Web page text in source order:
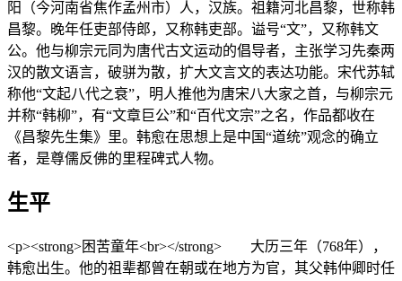
阳（今河南省焦作孟州市）人，汉族。祖籍河北昌黎，世称韩
昌黎。晚年任吏部侍郎，又称韩吏部。谥号“文”，又称韩文
公。他与柳宗元同为唐代古文运动的倡导者，主张学习先秦两
汉的散文语言，破骈为散，扩大文言文的表达功能。宋代苏轼
称他“文起八代之衰”，明人推他为唐宋八大家之首，与柳宗元
并称“韩柳”，有“文章巨公”和“百代文宗”之名，作品都收在
《昌黎先生集》里。韩愈在思想上是中国“道统”观念的确立
者，是尊儒反佛的里程碑式人物。
生平
<p><strong>困苦童年<br></strong> 大历三年（768年），
韩愈出生。他的祖辈都曾在朝或在地方为官，其父韩仲卿时任